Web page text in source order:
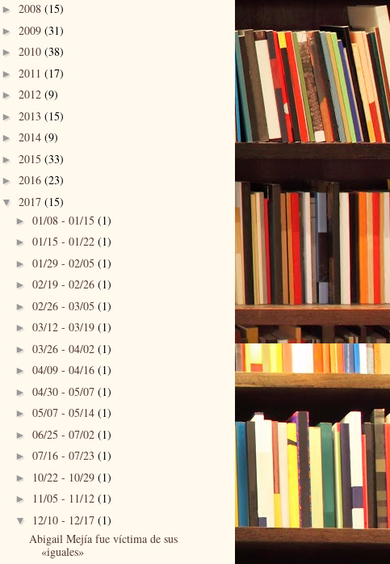
► 2008 (15)
► 2009 (31)
► 2010 (38)
► 2011 (17)
► 2012 (9)
► 2013 (15)
► 2014 (9)
► 2015 (33)
► 2016 (23)
▼ 2017 (15)
► 01/08 - 01/15 (1)
► 01/15 - 01/22 (1)
► 01/29 - 02/05 (1)
► 02/19 - 02/26 (1)
► 02/26 - 03/05 (1)
► 03/12 - 03/19 (1)
► 03/26 - 04/02 (1)
► 04/09 - 04/16 (1)
► 04/30 - 05/07 (1)
► 05/07 - 05/14 (1)
► 06/25 - 07/02 (1)
► 07/16 - 07/23 (1)
► 10/22 - 10/29 (1)
► 11/05 - 11/12 (1)
▼ 12/10 - 12/17 (1)
Abigail Mejía fue víctima de sus
«iguales»